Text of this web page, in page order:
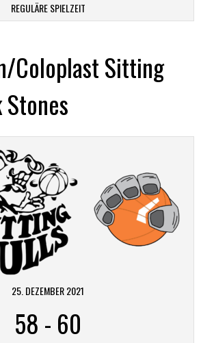
REGULÄRE SPIELZEIT
Coloplast Sitting
25. DEZEMBER 2021
58 - 60